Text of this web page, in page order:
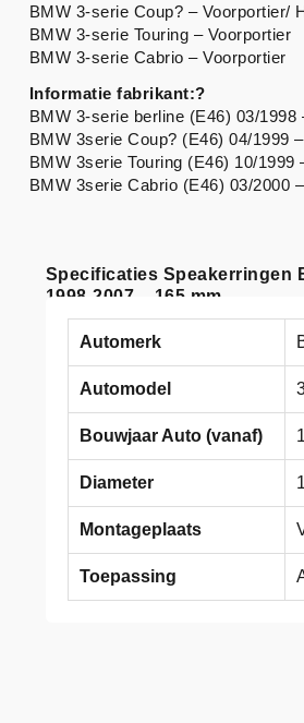
Specificaties Speakerringen
1998-2007 – 165 mm
Automerk
Automodel
Bouwjaar Auto (vanaf)
Diameter
Montageplaats
Toepassing
BMW 3-serie Coup? – Voorportier/
BMW 3-serie Touring – Voorportier
BMW 3-serie Cabrio – Voorportier
Informatie fabrikant:?
BMW 3-serie berline (E46) 03/1998
BMW 3serie Coup? (E46) 04/1999
BMW 3serie Touring (E46) 10/1999
BMW 3serie Cabrio (E46) 03/2000